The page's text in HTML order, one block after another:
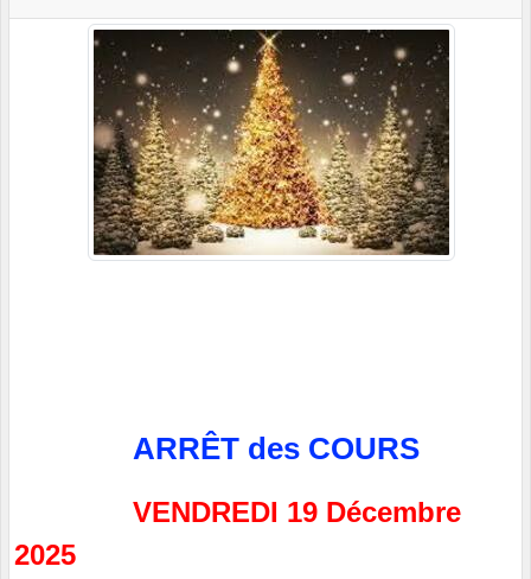
ARRÊT des COURS
VENDREDI 19 Décembre
2025